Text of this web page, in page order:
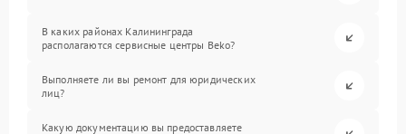
В каких районах Калининграда
располагаются сервисные центры Beko?
Выполняете ли вы ремонт для юридических
лиц?
Какую документацию вы предоставляете